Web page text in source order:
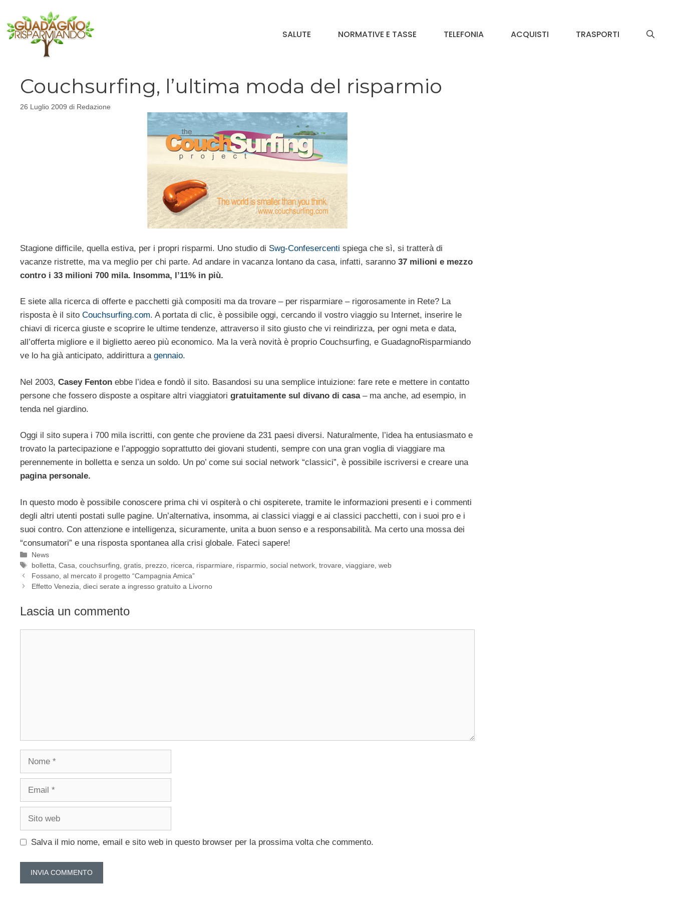
contenuto
SALUTE NORMATIVE E TASSE TELEFONIA ACQUISTI TRASPORTI
Couchsurfing, l’ultima moda del risparmio
26 Luglio 2009 di Redazione
Stagione difficile, quella estiva, per i propri risparmi. Uno studio di Swg-Confesercenti spiega che sì, si tratterà di
vacanze ristrette, ma va meglio per chi parte. Ad andare in vacanza lontano da casa, infatti, saranno 37 milioni e mezzo
contro i 33 milioni 700 mila. Insomma, l’11% in più.
E siete alla ricerca di offerte e pacchetti già compositi ma da trovare – per risparmiare – rigorosamente in Rete? La
risposta è il sito Couchsurfing.com. A portata di clic, è possibile oggi, cercando il vostro viaggio su Internet, inserire le
chiavi di ricerca giuste e scoprire le ultime tendenze, attraverso il sito giusto che vi reindirizza, per ogni meta e data,
all’offerta migliore e il biglietto aereo più economico. Ma la verà novità è proprio Couchsurfing, e GuadagnoRisparmiando
ve lo ha già anticipato, addirittura a gennaio.
Nel 2003, Casey Fenton ebbe l’idea e fondò il sito. Basandosi su una semplice intuizione: fare rete e mettere in contatto
persone che fossero disposte a ospitare altri viaggiatori gratuitamente sul divano di casa– ma anche, ad esempio, in
tenda nel giardino.
Oggi il sito supera i 700 mila iscritti, con gente che proviene da 231 paesi diversi. Naturalmente, l’idea ha entusiasmato e
trovato la partecipazione e l’appoggio soprattutto dei giovani studenti, sempre con una gran voglia di viaggiare ma
perennemente in bolletta e senza un soldo. Un po’ come sui social network “classici”, è possibile iscriversi e creare una
pagina personale.
In questo modo è possibile conoscere prima chi vi ospiterà o chi ospiterete, tramite le informazioni presenti e i commenti
degli altri utenti postati sulle pagine. Un’alternativa, insomma, ai classici viaggi e ai classici pacchetti, con i suoi pro e i
suoi contro. Con attenzione e intelligenza, sicuramente, unita a buon senso e a responsabilità. Ma certo una mossa dei
“consumatori” e una risposta spontanea alla crisi globale. Fateci sapere!
Categorie
News
Tag
bolletta ,Casa ,couchsurfing ,gratis prezzo ricerca risparmiare risparmio ,social network ,trovare ,viaggiare ,web
Fossano, al mercato il progetto “Campagnia Amica”
Effetto Venezia, dieci serate a ingresso gratuito a Livorno
Lascia un commento
Nome
Email
Sito
Salva il mio nome, email e sito web in questo browser per la prossima volta che commento.